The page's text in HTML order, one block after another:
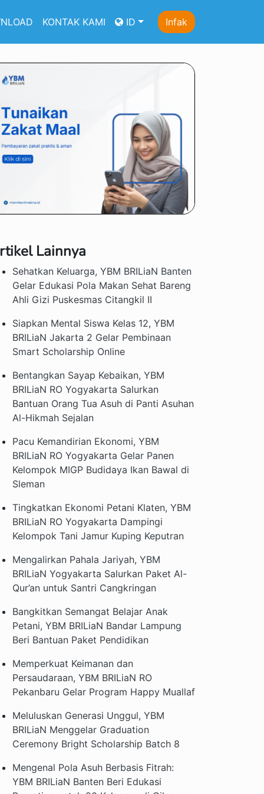
KONTAK KAMI ID Infak
Lainnya
Sehatkan Keluarga, YBM BRILiaN Banten
Gelar Edukasi Pola Makan Sehat Bareng
Ahli Gizi Puskesmas Citangkil II
Siapkan Mental Siswa Kelas 12, YBM
BRILiaN Jakarta 2 Gelar Pembinaan
Smart Scholarship Online
Bentangkan Sayap Kebaikan, YBM
BRILiaN RO Yogyakarta Salurkan
Bantuan Orang Tua Asuh di Panti Asuhan
Al-Hikmah Sejalan
Pacu Kemandirian Ekonomi, YBM
BRILiaN RO Yogyakarta Gelar Panen
Kelompok MIGP Budidaya Ikan Bawal di
Sleman
Tingkatkan Ekonomi Petani Klaten, YBM
BRILiaN RO Yogyakarta Dampingi
Kelompok Tani Jamur Kuping Keputran
Mengalirkan Pahala Jariyah, YBM
BRILiaN Yogyakarta Salurkan Paket Al-
Qur’an untuk Santri Cangkringan
Bangkitkan Semangat Belajar Anak
Petani, YBM BRILiaN Bandar Lampung
Beri Bantuan Paket Pendidikan
Memperkuat Keimanan dan
Persaudaraan, YBM BRILiaN RO
Pekanbaru Gelar Program Happy Muallaf
Meluluskan Generasi Unggul, YBM
BRILiaN Menggelar Graduation
Ceremony Bright Scholarship Batch 8
Mengenal Pola Asuh Berbasis Fitrah:
YBM BRILiaN Banten Beri Edukasi